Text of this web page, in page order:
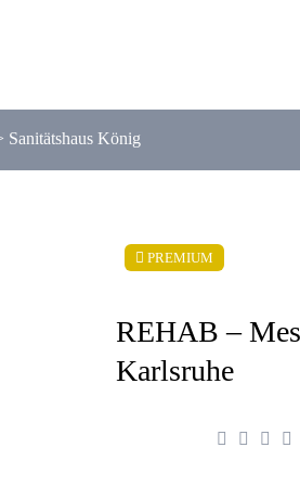
Sanitätshaus König
PREMIUM
REHAB –
Karlsruhe